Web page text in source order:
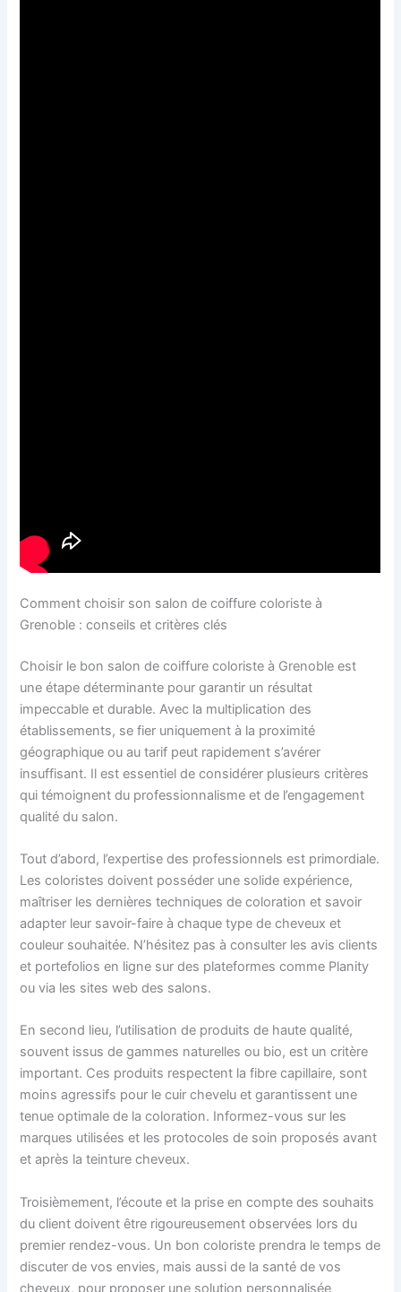
Comment choisir son salon de coiffure coloriste à
Grenoble : conseils et critères clés
Choisir le bon salon de coiffure coloriste à Grenoble est
une étape déterminante pour garantir un résultat
impeccable et durable. Avec la multiplication des
établissements, se fier uniquement à la proximité
géographique ou au tarif peut rapidement s’avérer
insuffisant. Il est essentiel de considérer plusieurs critères
qui témoignent du professionnalisme et de l’engagement
qualité du salon.
Tout d’abord, l’expertise des professionnels est primordiale.
Les coloristes doivent posséder une solide expérience,
maîtriser les dernières techniques de coloration et savoir
adapter leur savoir-faire à chaque type de cheveux et
couleur souhaitée. N’hésitez pas à consulter les avis clients
et portefolios en ligne sur des plateformes comme Planity
ou via les sites web des salons.
En second lieu, l’utilisation de produits de haute qualité,
souvent issus de gammes naturelles ou bio, est un critère
important. Ces produits respectent la fibre capillaire, sont
moins agressifs pour le cuir chevelu et garantissent une
tenue optimale de la coloration. Informez-vous sur les
marques utilisées et les protocoles de soin proposés avant
et après la teinture cheveux.
Troisièmement, l’écoute et la prise en compte des souhaits
du client doivent être rigoureusement observées lors du
premier rendez-vous. Un bon coloriste prendra le temps de
discuter de vos envies, mais aussi de la santé de vos
cheveux, pour proposer une solution personnalisée